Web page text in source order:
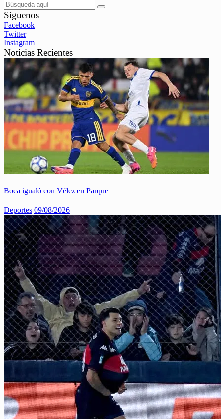
Síguenos
Facebook
Twitter
Instagram
Noticias Recientes
Boca igualó con Vélez en Parque
Deportes 09/08/2026